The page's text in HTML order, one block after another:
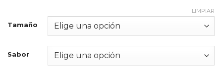
Tamaño
Sabor
LIMPIAR